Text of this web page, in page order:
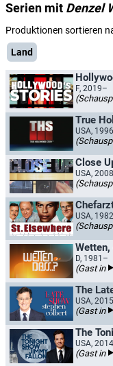
Serien mit Denzel
Produktionen sortieren
Land
F, 2019–
True
USA,
Close
USA,
USA,
D, 1981–
(Gast in
The
USA,
(Gast in
The
USA,
(Gast in